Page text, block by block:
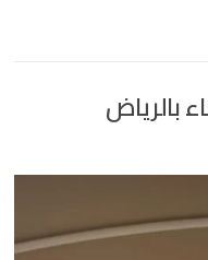
بالرياض